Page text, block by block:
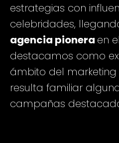
estrategias con
celebridades,
agencia pionera en
destacamos como
ámbito del marketing
resulta familiar
campañas